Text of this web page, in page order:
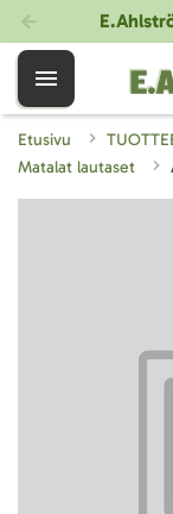
Etusivu
Matalat lautaset